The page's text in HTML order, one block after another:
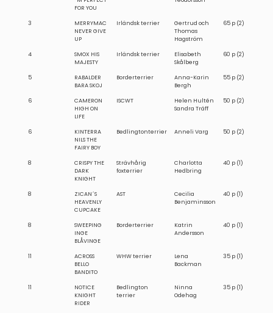
FOR YOU
3
MERRYMAC
NEVER GIVE
UP
Irländsk terrier
Gertrud och
Thomas
Hagström
65 p (2)
4
SMOX HIS
MAJESTY
Irländsk terrier
Elisabeth
Skålberg
60 p (2)
5
RABALDER
BARA SKOJ
Borderterrier
Anna-Karin
Bergh
55 p (2)
6
CAMERON
HIGH ON
LIFE
ISCWT
Helen Hultén
Sandra Träff
50 p (2)
6
KINTERRA
NILS THE
FAIRY BOY
Bedlingtonterrier Anneli Varg 50 p (2)
8
CRISPY THE
DARK
KNIGHT
Strävhårig
foxterrier
Charlotta
Hedbring
40 p (1)
8
ZICAN´S
HEAVENLY
CUPCAKE
AST
Cecilia
Benjaminsson
40 p (1)
8
SWEEPING
INGE
BLÅVINGE
Borderterrier
Katrin
Andersson
40 p (1)
11
ACROSS
BELLO
BANDITO
WHW terrier
Lena
Backman
35 p (1)
11
NOTICE
KNIGHT
RIDER
Bedlington
terrier
Ninna
Odehag
35 p (1)